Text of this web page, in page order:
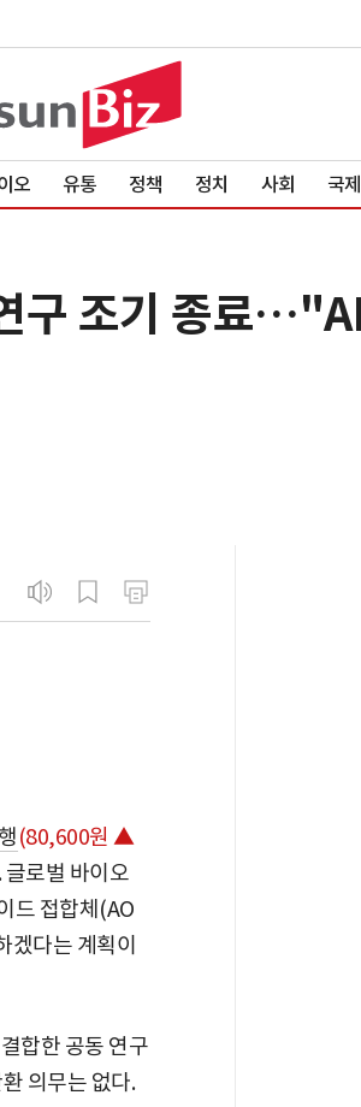
오 유통 정책 정치 사회 국제
구 조기 종료
(80,600원 ▲
로벌 바이오
드 접합체(AO
겠다는 계획이
합한 공동 연구
의무는 없다.